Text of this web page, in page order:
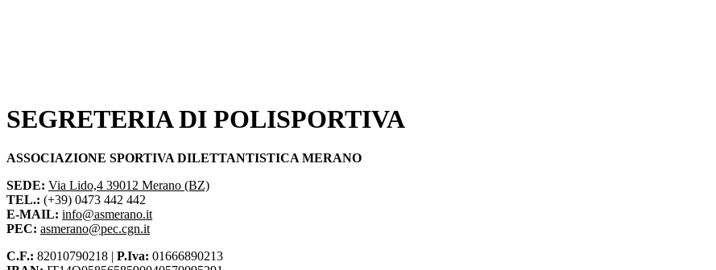
SEGRETERIA DI POLISPORTIVA
ASSOCIAZIONE SPORTIVA DILETTANTISTICA MERANO
SEDE: Via Lido,4 39012 Merano (BZ)
TEL.: (+39) 0473 442 442
E-MAIL: info@asmerano.it
PEC: asmerano@pec.cgn.it
C.F.: 82010790218 | P.Iva: 01666890213